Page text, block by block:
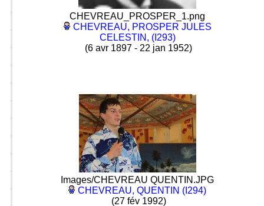
CHEVREAU_PROSPER_1.png
CHEVREAU, PROSPER JULES
CELESTIN, (I293)
(6 avr 1897 - 22 jan 1952)
Images/CHEVREAU QUENTIN.JPG
CHEVREAU, QUENTIN (I294)
(27 fév 1992)